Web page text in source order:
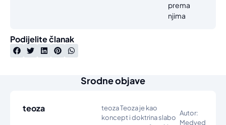
prema
njima
Podijelite članak
Srodne objave
teoza
teoza Teoza je kao
koncept i doktrina slabo
Autor:
Medved